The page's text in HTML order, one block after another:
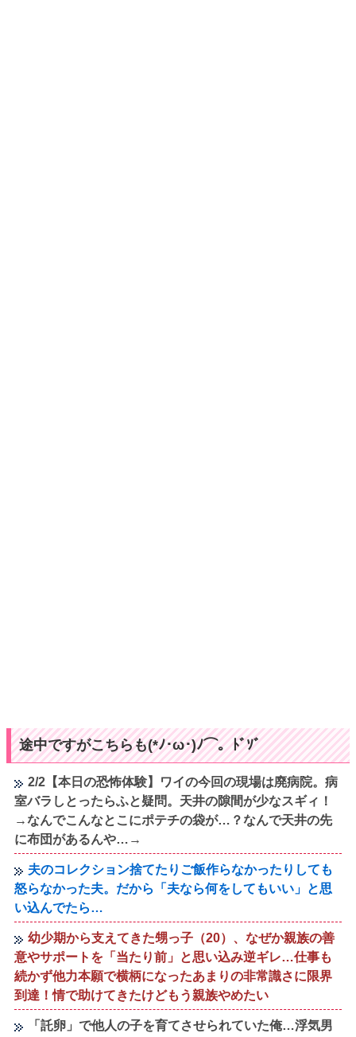
途中ですがこちらも(*ﾉ･ω･)ﾉ⌒。ﾄﾞｿﾞ
2/2【本日の恐怖体験】ワイの今回の現場は廃病院。病
室バラしとったらふと疑問。天井の隙間が少なスギィ！
→なんでこんなとこにポテチの袋が…？なんで天井の先
に布団があるんや…→
夫のコレクション捨てたりご飯作らなかったりしても
怒らなかった夫。だから「夫なら何をしてもいい」と思
い込んでたら…
幼少期から支えてきた甥っ子（20）、なぜか親族の善
意やサポートを「当たり前」と思い込み逆ギレ…仕事も
続かず他力本願で横柄になったあまりの非常識さに限界
到達！情で助けてきたけどもう親族やめたい
「託卵」で他人の子を育てさせられていた俺…浮気男